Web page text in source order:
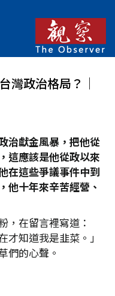
灣政治格局？│
治獻金風暴，把他從
這應該是他從政以來
在這些爭議事件中到
他十年來辛苦經營、
，在留言裡寫道：
才知道我是韭菜。」
們的心聲。